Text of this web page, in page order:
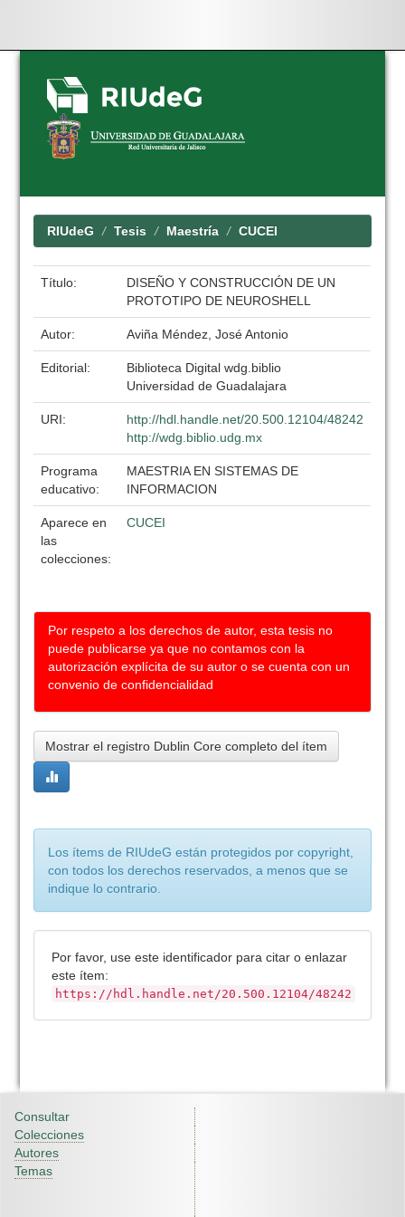
Skip
navigation
RIUdeG Tesis Maestría CUCEI
Título:
DISEÑO Y CONSTRUCCIÓN DE UN
PROTOTIPO DE NEUROSHELL
Autor: Aviña Méndez, José Antonio
Editorial:
Biblioteca Digital wdg.biblio
Universidad de Guadalajara
URI:
http://hdl.handle.net/20.500.12104/48242
http://wdg.biblio.udg.mx
Programa
educativo:
MAESTRIA EN SISTEMAS DE
INFORMACION
Aparece en
las
colecciones:
CUCEI
Por respeto a los derechos de autor, esta tesis no
puede publicarse ya que no contamos con la
autorización explícita de su autor o se cuenta con un
convenio de confidencialidad
Mostrar el registro Dublin Core completo del ítem
Los ítems de RIUdeG están protegidos por copyright,
con todos los derechos reservados, a menos que se
indique lo contrario.
Por favor, use este identificador para citar o enlazar
este ítem:
https://hdl.handle.net/20.500.12104/48242
Consultar
Colecciones
Autores
Temas